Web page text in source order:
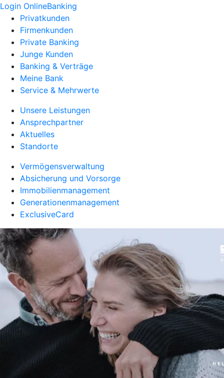
Login OnlineBanking
Privatkunden
Firmenkunden
Private Banking
Junge Kunden
Banking & Verträge
Meine Bank
Service & Mehrwerte
Unsere Leistungen
Ansprechpartner
Aktuelles
Standorte
Vermögensverwaltung
Absicherung und Vorsorge
Immobilienmanagement
Generationenmanagement
ExclusiveCard